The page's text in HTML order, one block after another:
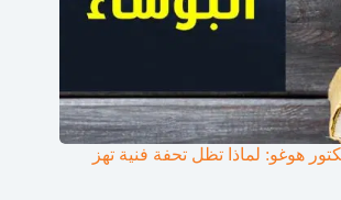
هوغو: لماذا تظل تحفة فنية تهز